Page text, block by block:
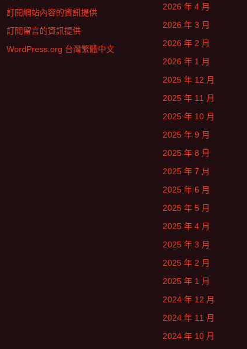
2026 年 4 月
2026 年 3 月
2026 年 2 月
2026 年 1 月
2025 年 12 月
2025 年 11 月
2025 年 10 月
2025 年 9 月
2025 年 8 月
2025 年 7 月
2025 年 6 月
2025 年 5 月
2025 年 4 月
2025 年 3 月
2025 年 2 月
2025 年 1 月
2024 年 12 月
2024 年 11 月
2024 年 10 月
訂閱網站內容的資訊提供
訂閱留言的資訊提供
WordPress.org 台灣繁體中文